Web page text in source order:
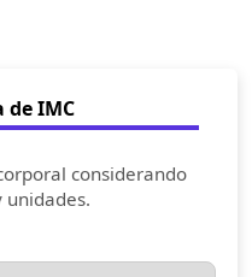
de IMC
considerando
unidades.